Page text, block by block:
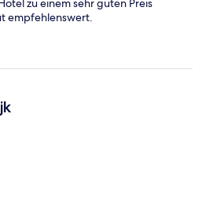
zu einem sehr guten Preis
empfehlenswert.